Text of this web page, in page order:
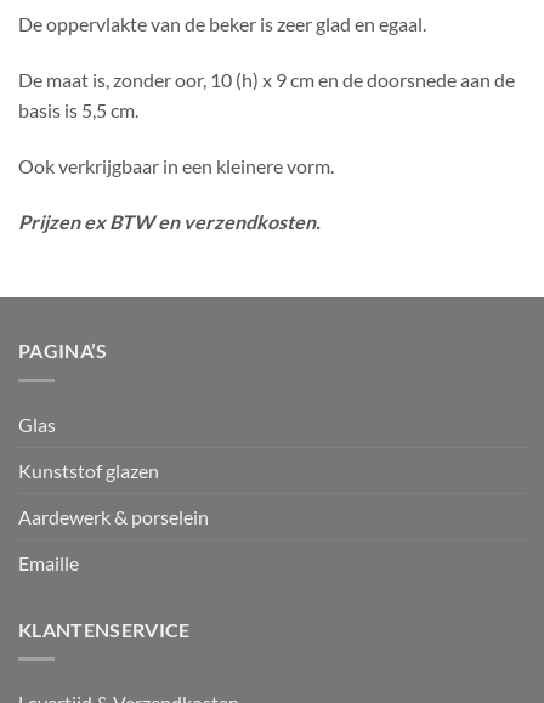
De oppervlakte van de beker is zeer glad en egaal.
De maat is, zonder oor, 10 (h) x 9 cm en de doorsnede aan de
basis is 5,5 cm.
Ook verkrijgbaar in een kleinere vorm.
Prijzen ex BTW en verzendkosten.
PAGINA’S
Glas
Kunststof glazen
Aardewerk & porselein
Emaille
KLANTENSERVICE